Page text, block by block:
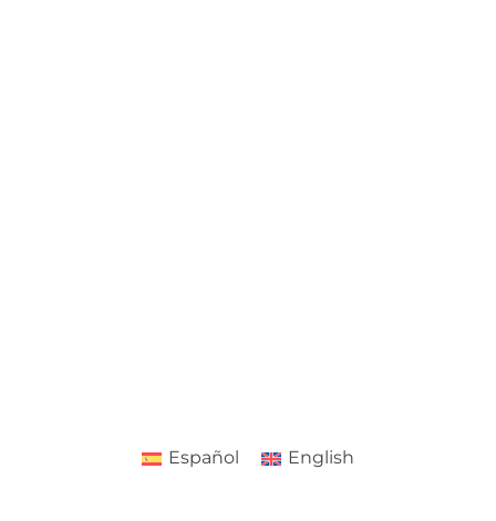
Español English